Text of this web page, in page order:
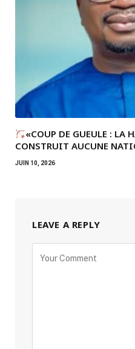
«COUP DE GUEULE : LA
CONSTRUIT AUCUNE
JUIN 10, 2026
LEAVE A REPLY